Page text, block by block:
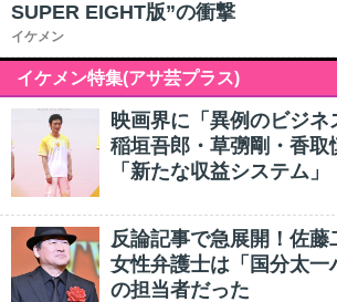
SUPER EIGHT版”の衝撃
イケメン
イケメン特集(アサ芸プラス)
映画界に「異例のビジネ
稲垣吾郎・草彅剛・香取
「新たな収益システム」
反論記事で急展開！佐藤
女性弁護士は「国分太一
の担当者だった